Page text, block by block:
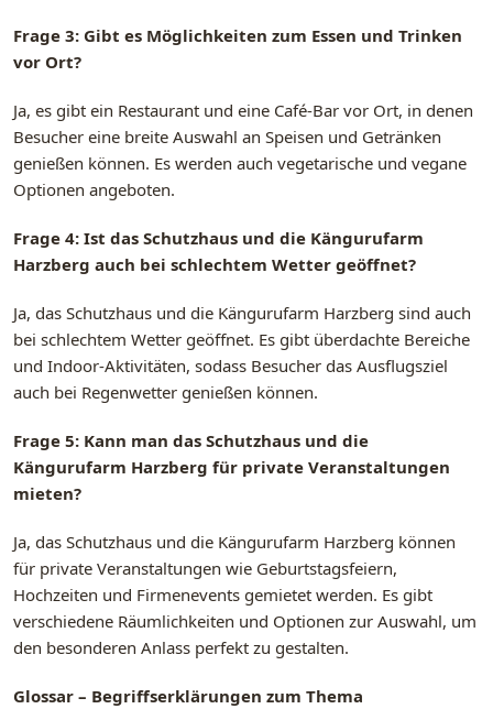
Frage 3: Gibt es Möglichkeiten zum Essen und Trinken
vor Ort?
Ja, es gibt ein Restaurant und eine Café-Bar vor Ort, in denen
Besucher eine breite Auswahl an Speisen und Getränken
genießen können. Es werden auch vegetarische und vegane
Optionen angeboten.
Frage 4: Ist das Schutzhaus und die Kängurufarm
Harzberg auch bei schlechtem Wetter geöffnet?
Ja, das Schutzhaus und die Kängurufarm Harzberg sind auch
bei schlechtem Wetter geöffnet. Es gibt überdachte Bereiche
und Indoor-Aktivitäten, sodass Besucher das Ausflugsziel
auch bei Regenwetter genießen können.
Frage 5: Kann man das Schutzhaus und die
Kängurufarm Harzberg für private Veranstaltungen
mieten?
Ja, das Schutzhaus und die Kängurufarm Harzberg können
für private Veranstaltungen wie Geburtstagsfeiern,
Hochzeiten und Firmenevents gemietet werden. Es gibt
verschiedene Räumlichkeiten und Optionen zur Auswahl, um
den besonderen Anlass perfekt zu gestalten.
Glossar – Begriffserklärungen zum Thema